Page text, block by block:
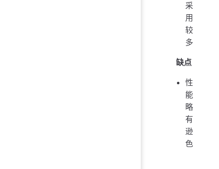
采
用
较
多
缺点
性
能
略
有
逊
色